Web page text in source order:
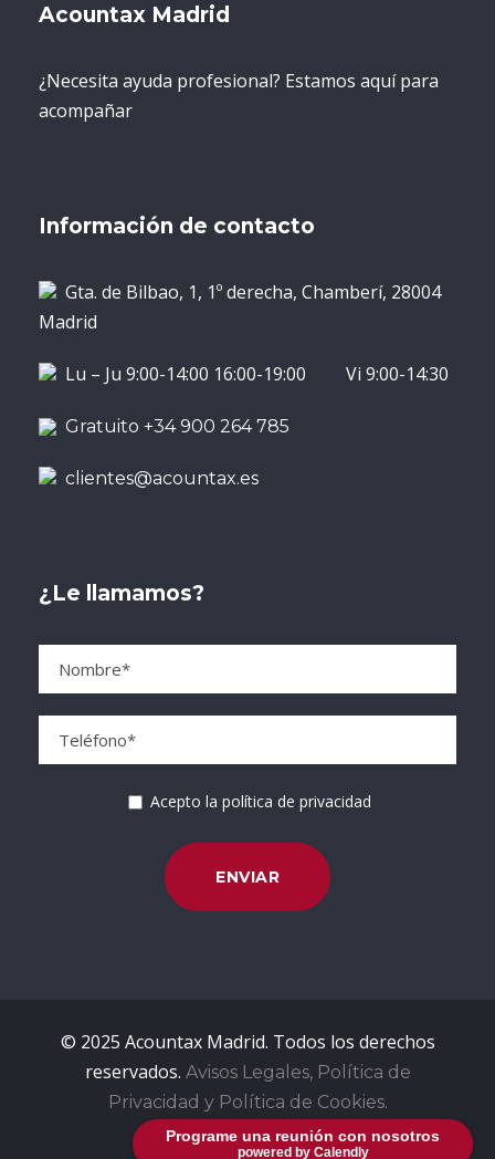
Programe una reunión con nosotros
powered by Calendly
Acountax Madrid
¿Necesita ayuda profesional? Estamos aquí para
acompañar
Información de contacto
Gta. de Bilbao, 1, 1º derecha, Chamberí, 28004
Madrid
Lu – Ju 9:00-14:00 16:00-19:00 Vi 9:00-14:30
Gratuito +34 900 264 785
clientes@acountax.es
¿Le llamamos?
Acepto la política de privacidad
© 2025 Acountax Madrid. Todos los derechos
reservados. Avisos Legales, Política de
Privacidad y Política de Cookies.